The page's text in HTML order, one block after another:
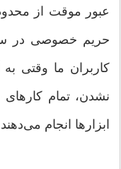
عبور موقت از
حریم خصوصی در
کاربران ما وقتی
نشدن، تمام
ابزارها انجام